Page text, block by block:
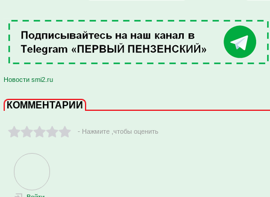
Новости smi2.ru
КОММЕНТАРИИ
- Нажмите ,чтобы оценить